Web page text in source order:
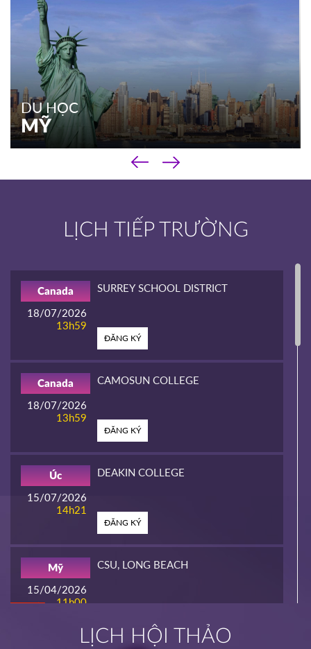
Chương trình cao đẳng
Kinh nghiệm du học
XEM THÊM
DU HỌC
MỸ
‹
›
LỊCH TIẾP TRƯỜNG
18/07/2026
13h59
Canada SURREY SCHOOL DISTRICT
ĐĂNG KÝ
18/07/2026
13h59
Canada CAMOSUN COLLEGE
ĐĂNG KÝ
15/07/2026
14h21
Úc DEAKIN COLLEGE
ĐĂNG KÝ
15/04/2026
11h00
Mỹ CSU, LONG BEACH
LỊCH HỘI THẢO